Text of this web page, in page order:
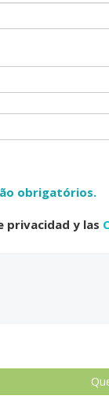
obrigatórios.
privacidad y las